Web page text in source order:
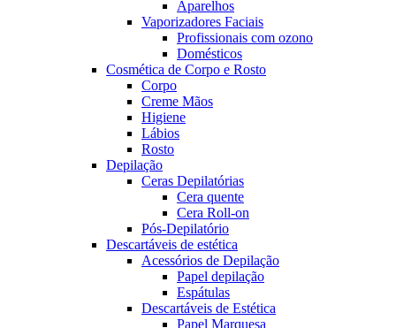
Aparelhos
Vaporizadores Faciais
Profissionais com ozono
Domésticos
Cosmética de Corpo e Rosto
Corpo
Creme Mãos
Higiene
Lábios
Rosto
Depilação
Ceras Depilatórias
Cera quente
Cera Roll-on
Pós-Depilatório
Descartáveis de estética
Acessórios de Depilação
Papel depilação
Espátulas
Descartáveis de Estética
Papel Marquesa